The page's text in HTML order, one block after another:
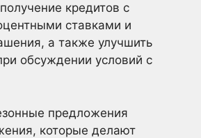
кредитов с
ставками и
а также улучшить
обсуждении условий с
предложения
которые делают